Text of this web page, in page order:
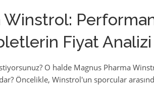
Fiyat Analizi
O halde Magnus Pharma
Öncelikle, Winstrol'un sporcular